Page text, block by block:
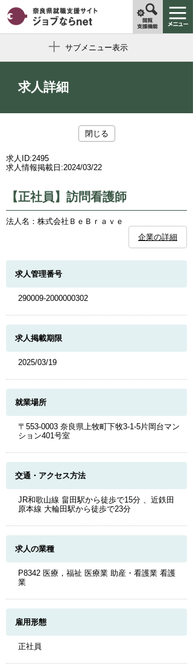
サブメニュー表示
求人詳細
閉じる
求人ID:2495
求人情報掲載日:2024/03/22
【正社員】訪問看護師
法人名：株式会社ＢｅＢｒａｖｅ
企業の詳細
求人管理番号
290009-2000000302
求人掲載期限
2025/03/19
就業場所
〒553-0003 奈良県上牧町下牧3-1-5片岡台マン
ション401号室
交通・アクセス方法
JR和歌山線 畠田駅から徒歩で15分 、近鉄田
原本線 大輪田駅から徒歩で23分
求人の業種
P8342 医療，福祉 医療業 助産・看護業 看護
業
雇用形態
正社員